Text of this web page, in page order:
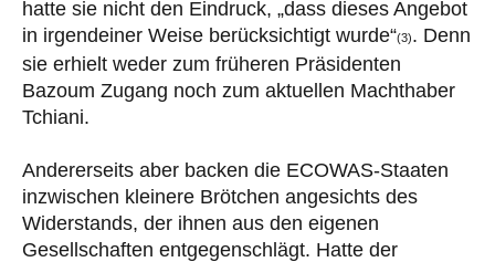
hatte sie nicht den Eindruck, „dass dieses Angebot
in irgendeiner Weise berücksichtigt wurde“(3). Denn
sie erhielt weder zum früheren Präsidenten
Bazoum Zugang noch zum aktuellen Machthaber
Tchiani.
Andererseits aber backen die ECOWAS-Staaten
inzwischen kleinere Brötchen angesichts des
Widerstands, der ihnen aus den eigenen
Gesellschaften entgegenschlägt. Hatte der